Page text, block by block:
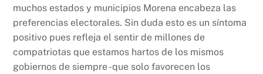
muchos estados y municipios Morena encabeza las
preferencias electorales. Sin duda esto es un síntoma
positivo pues refleja el sentir de millones de
compatriotas que estamos hartos de los mismos
gobiernos de siempre -que solo favorecen los